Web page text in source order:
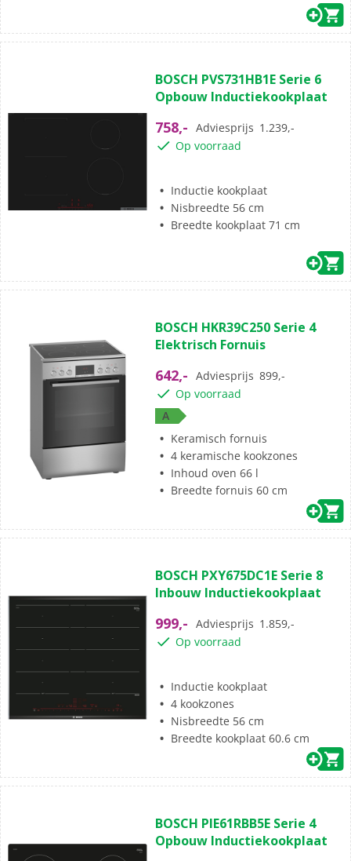
van
de
sterren.
14
BOSCH PVS731HB1E Serie 6
Opbouw Inductiekookplaat
758,- Adviesprijs 1.239,-
Op voorraad
Inductie kookplaat
Nisbreedte 56 cm
Breedte kookplaat 71 cm
van
de
sterren.
7
beoordelingen
BOSCH HKR39C250 Serie 4
Elektrisch Fornuis
642,- Adviesprijs 899,-
Op voorraad
A
Keramisch fornuis
4 keramische kookzones
Inhoud oven 66 l
Breedte fornuis 60 cm
van
de
sterren.
8
BOSCH PXY675DC1E Serie 8
Inbouw Inductiekookplaat
999,- Adviesprijs 1.859,-
Op voorraad
Inductie kookplaat
4 kookzones
Nisbreedte 56 cm
Breedte kookplaat 60.6 cm
van
de
BOSCH PIE61RBB5E Serie 4
Opbouw Inductiekookplaat